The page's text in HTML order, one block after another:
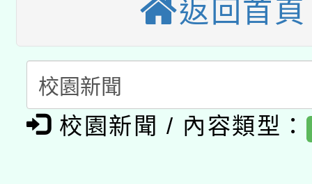
暨閱讀推動專業研習
科技賦能─人工智慧
礎課程
A3數位素養講師名單
「數位內容與教學軟體
pilot」
有關大陸委員會函釋公
轉知經濟部水利署委託
返回首頁
校園新聞 / 內容類型：